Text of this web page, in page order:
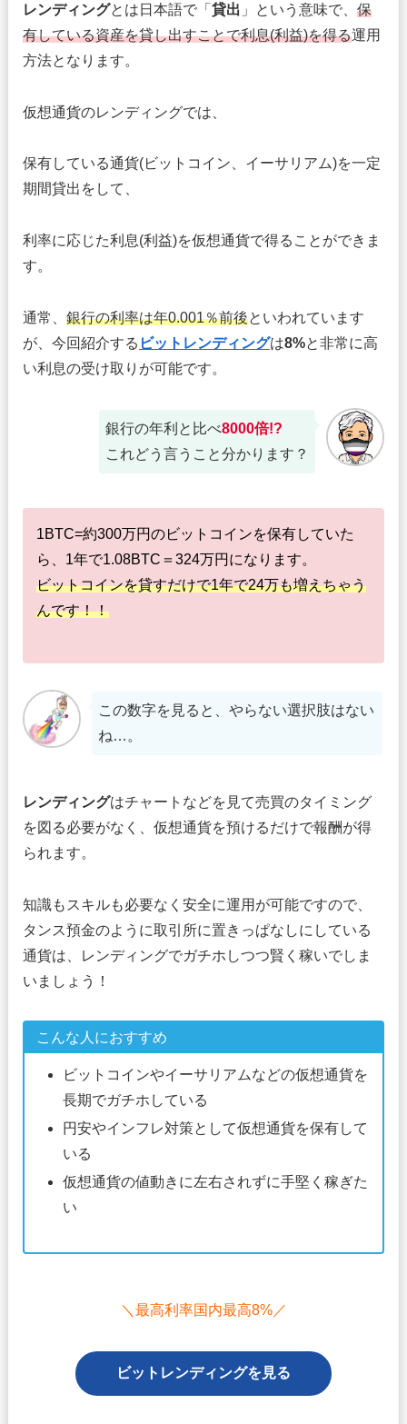
レンディングとは日本語で「 貸出 」という意味で、 保
有している資産を貸し出すことで利息(利益)を得る運用
方法となります。
仮想通貨のレンディングでは、
保有している通貨(ビットコイン、イーサリアム)を一定
期間貸出をして、
利率に応じた利息(利益)を仮想通貨で得ることができま
す。
通常、 銀行の利率は年0.001％前後といわれています
が、今回紹介する ビットレンディングは8%と非常に高
い利息の受け取りが可能です。
銀行の年利と比べ8000倍!?
これどう言うこと分かります？
1BTC=約300万円のビットコインを保有していた
ら、1年で1.08BTC＝324万円になります。
ビットコインを貸すだけで1年で24万も増えちゃう
んです！！
この数字を見ると、やらない選択肢はない
ね…。
レンディングはチャートなどを見て売買のタイミング
を図る必要がなく、仮想通貨を預けるだけで報酬が得
られます。
知識もスキルも必要なく安全に運用が可能ですので、
タンス預金のように取引所に置きっぱなしにしている
通貨は、レンディングでガチホしつつ賢く稼いでしま
いましょう！
こんな人におすすめ
ビットコインやイーサリアムなどの仮想通貨を
長期でガチホしている
円安やインフレ対策として仮想通貨を保有して
いる
仮想通貨の値動きに左右されずに手堅く稼ぎた
い
＼最高利率国内最高8%／
ビットレンディングを見る